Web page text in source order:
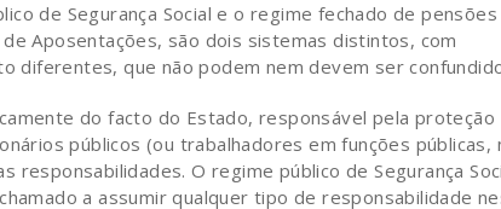
de Segurança Social e o regime fechado de pensões
Aposentações, são dois sistemas distintos, com
diferentes, que não podem nem devem ser
do facto do Estado, responsável pela proteção
públicos (ou trabalhadores em funções públicas,
responsabilidades. O regime público de Segurança
a assumir qualquer tipo de responsabilidade